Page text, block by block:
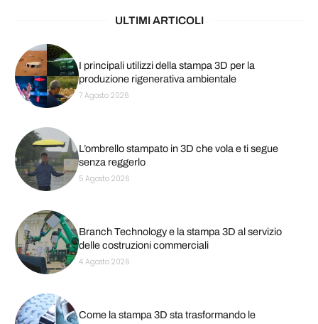
ULTIMI ARTICOLI
I principali utilizzi della stampa 3D per la
produzione rigenerativa ambientale
7 Agosto 2026
L’ombrello stampato in 3D che vola e ti segue
senza reggerlo
5 Agosto 2026
Branch Technology e la stampa 3D al servizio
delle costruzioni commerciali
4 Agosto 2026
Come la stampa 3D sta trasformando le